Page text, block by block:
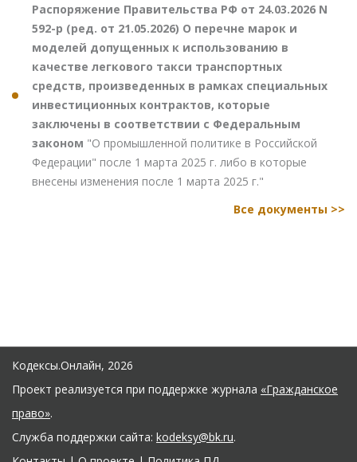
Распоряжение Правительства РФ от 24.03.2026 N
592-р (ред. от 21.05.2026) О перечне марок и
моделей допущенных к использованию в
качестве легкового такси транспортных
средств, произведенных в рамках специальных
инвестиционных контрактов, которые
заключены в соответствии с Федеральным
законом "О промышленной политике в Российской
Федерации" после 1 марта 2025 г. либо в которые
внесены изменения после 1 марта 2025 г."
Все документы >>
Кодексы.Онлайн, 2026
Проект реализуется при поддержке журнала «Гражданское
право».
Служба поддержки сайта: kodeksy@bk.ru.